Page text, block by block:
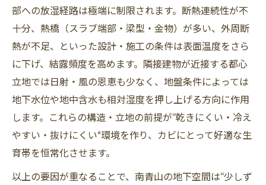
部への放湿経路は極端に制限されます。断熱連続性が不
十分、熱橋（スラブ端部・梁型・金物）が多い、外周断
熱が不足、といった設計・施工の条件は表面温度をさら
に下げ、結露頻度を高めます。隣接建物が近接する都心
立地では日射・風の恩恵も少なく、地盤条件によっては
地下水位や地中含水も相対湿度を押し上げる方向に作用
します。これらの構造・立地の前提が“乾きにくい・冷え
やすい・抜けにくい”環境を作り、カビにとって好適な生
育帯を恒常化させます。
以上の要因が重なることで、南青山の地下空間は“少しず